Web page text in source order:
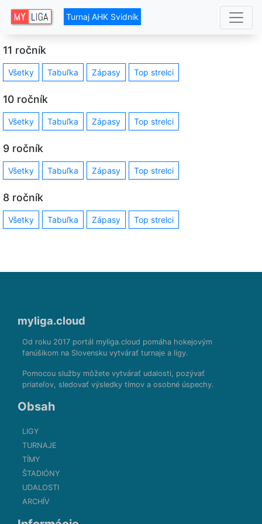
Turnaj AHK Svidník
11 ročník
Všetky Tabuľka Zápasy Top strelci
10 ročník
Všetky Tabuľka Zápasy Top strelci
9 ročník
Všetky Tabuľka Zápasy Top strelci
8 ročník
Všetky Tabuľka Zápasy Top strelci
myliga.cloud
Od roku 2017 portál myliga.cloud pomáha hokejovým
fanúšikom na Slovensku vytvárať turnaje a ligy.
Pomocou služby môžete vytvárať udalosti, pozývať
priateľov, sledovať výsledky tímov a osobné úspechy.
Obsah
LIGY
TURNAJE
TÍMY
ŠTADIÓNY
UDALOSTI
ARCHÍV